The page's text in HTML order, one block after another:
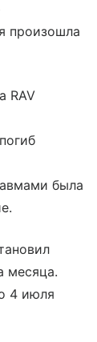
произошла
RAV
была
месяца.
4 июля